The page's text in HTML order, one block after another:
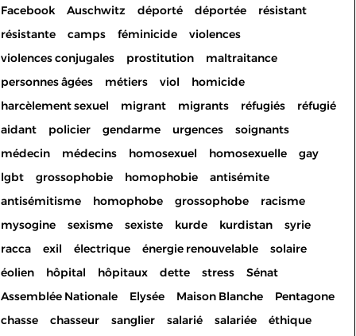
Facebook
Auschwitz déporté déportée
résistant
résistante
camps féminicide
violences
violences conjugales
prostitution
maltraitance
personnes âgées
métiers viol
homicide
harcèlement sexuel
migrant migrants réfugiés
réfugié
aidant
policier gendarme urgences
soignants
médecin
médecins homosexuel homosexuelle
gay
lgbt
grossophobie homophobie
antisémite
antisémitisme
homophobe grossophobe
racisme
mysogine
sexisme sexiste kurde kurdistan
syrie
racca
exil électrique énergie renouvelable
solaire
éolien
hôpital hôpitaux dette stress
Sénat
Assemblée Nationale
Elysée Maison Blanche
Pentagone
chasse
chasseur sanglier salarié salariée
éthique